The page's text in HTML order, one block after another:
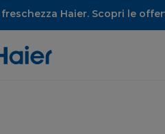
Haier. Scopri le